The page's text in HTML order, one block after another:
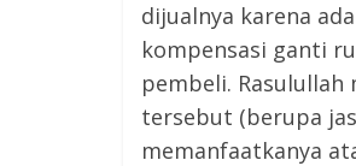
dijualnya karena
kompensasi ganti
pembeli.
tersebut (berupa
memanfaatkanya